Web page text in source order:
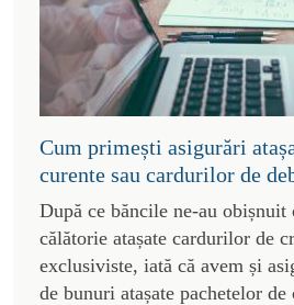
Cum primești asigurări
curente sau cardurilor de
După ce băncile ne-au obișnuit
călătorie atașate cardurilor de
exclusiviste, iată că avem și
de bunuri atașate pachetelor de